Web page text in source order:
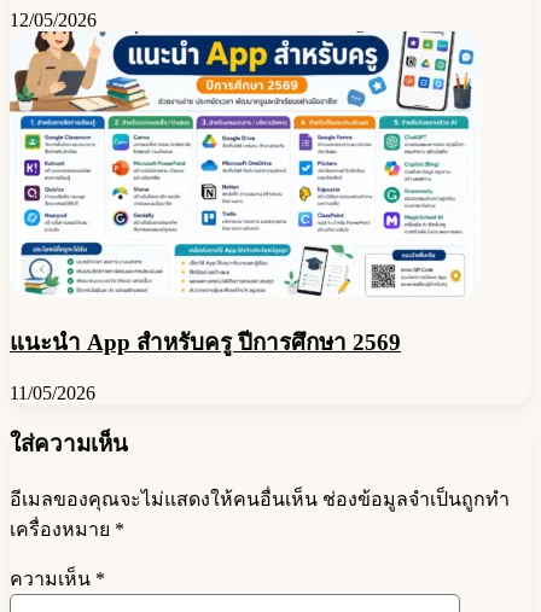
12/05/2026
แนะนำ App สำหรับครู ปีการศึกษา 2569
11/05/2026
ใส่ความเห็น
อีเมลของคุณจะไม่แสดงให้คนอื่นเห็น ช่องข้อมูลจำเป็นถูกทำ
เครื่องหมาย *
ความเห็น *